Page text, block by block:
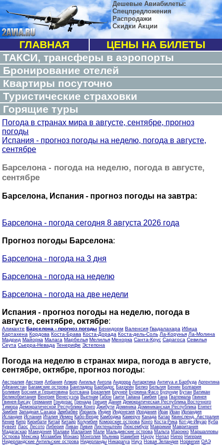
Дешевые Авиабилеты:
Спецпредложения
Распродажи
Скидки Акции
ГЛАВНАЯ
ЦЕНЫ НА БИЛЕТЫ
ТАКСИ, трансферы в аэропорты
Бронирование отелей
Квартиры посуточно
Туристические страховки
Горящие туры
Погода в странах мира в августе, сентябре, прогноз
погоды
Испания - прогноз погоды на неделю, погода в августе,
сентябре
Барселона - погода на неделю, погода в августе,
сентябре
Барселона, Испания - прогноз погоды на завтра:
Барселона - погода сегодня 8 августа 2026 года
Прогноз погоды Барселона:
Барселона - погода на 3 дня
Барселона - погода на неделю
Барселона - погода на две недели
Испания - прогноз погоды на неделю, погода в
августе, сентябре, октябре:
Аликанте Барселона - прогноз погоды Бенидорм Валенсия Гвадалахара Ибица
Картахена Кордова Коста-Брава Коста-Дорада Коста-дель-Соль Ла-Корунья Ла-Молина
Мадрид Майорка Малага Марбелья Мелилья Менорка Санта-Крус Сарагоса Севилья
Сеута Сьерра-Невада Тенерифе Эстепона
Погода на неделю в странах мира, погода в августе,
сентябре, октябре, прогноз погоды:
Австралия Австрия Албания Алжир Ангилья Ангола Андорра Антарктика Антигуа и Барбуда Аргентина
Афганистан Багамские острова Бангладеш Барбадос Бахрейн Белиз Бельгия Бенин Болгария
Боливия Босния и Герцеговина Ботсвана Бразилия Бруней Буркина-Фасо Бурунди Бутан Ватикан
Великобритания Венгрия Венесуэла Вьетнам Габон Гаити Гайана Гамбия Гана Гватемала Гвинея
Гвинея-Бисау Германия Гондурас Гренада Греция Дания Демократическая Республика Восточного
Тимора Демократической Республики Конго Джибути Доминика Доминиканская Республика Египет
Замбия Западная Сахара Зимбабве Израиль Индия Индонезия Иордания Ирак Иран Ирландия
Исландия Испания Италия Йемен Кабо-Верде Камбоджа Камерун Канада Катар Квинсленд, Австралия
Кения Кипр Кирибати Китай Китайр Колумбия Коморские острова Конго Коста-Рика Кот-де-Ивуар Куба
Кувейт Лаос Лесото Либерия Ливан Ливия Лихтенштейн Люксембург Маврикий Мавритания
Мадагаскар Македония Малави Малайзия Мали Мальдивские острова Мальта Марокко Маршалловы
Острова Мексика Мозамбик Монако Монголия Мьянма Намибия Науру Непал Нигер Нигерия
Нидерландские Антильские острова Нидерланды Никарагуа Ниуэ Новая Зеландия Норвегия ОАЭ